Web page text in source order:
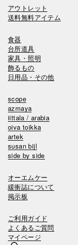
アウトレット
送料無料アイテム
食器
台所道具
家具・照明
飾るもの
日用品・その他
scope
azmaya
iittala / arabia
oiva toikka
artek
susan bijl
side by side
オーエムケー
緩衝誌について
掲示板
ご利用ガイド
よくあるご質問
マイページ